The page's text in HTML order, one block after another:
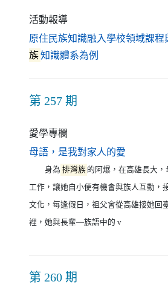
活動報導
原住民族知識融入學校領域課
族知識體系為例
第 257 期
愛學專欄
母語，是我對家人的愛
身為 排灣族 的阿爆，在高雄長大
工作，讓她自小便有機會與族人互動，
文化，每逢假日，祖父會從高雄接她回
裡，她與長輩—族語中的 v
第 260 期